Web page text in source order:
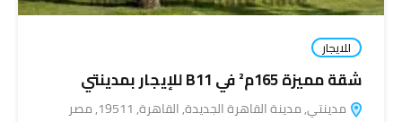
للايجار
شقة مميزة 165م² في B11 للإيجار بمدينتي
مدينتي, مدينة القاهرة الجديدة, القاهرة, 19511, مصر